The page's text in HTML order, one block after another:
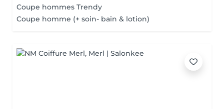
Coupe hommes Trendy
Coupe homme (+ soin- bain & lotion)